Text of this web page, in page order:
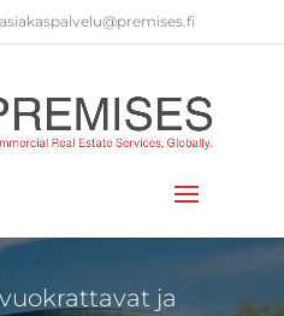
asiakaspalvelu@premises.fi
ja